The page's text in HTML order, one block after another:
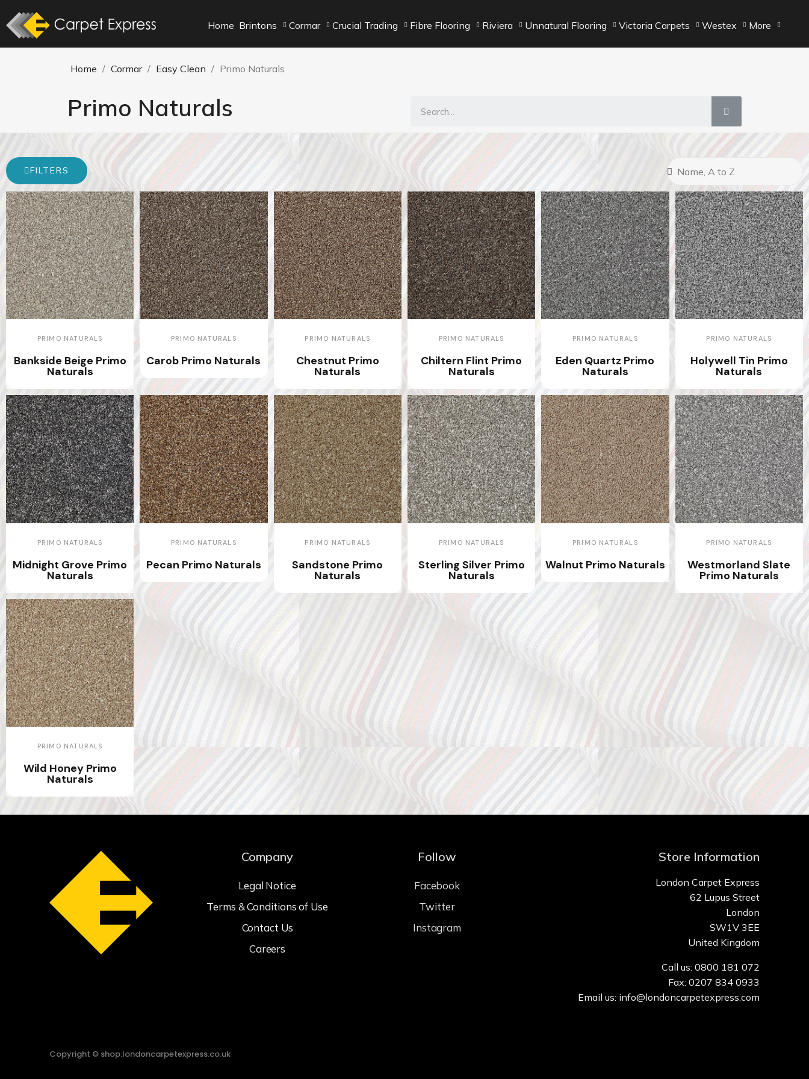
Home Brintons Cormar Crucial Trading Fibre Flooring Riviera Unnatural Flooring Victoria Carpets Westex More
Home Cormar Easy Clean Primo Naturals
Primo Naturals
FILTERS
PRIMO NATURALS
Bankside Beige Primo
Naturals
PRIMO NATURALS
Carob Primo Naturals
PRIMO NATURALS
Chestnut Primo
Naturals
PRIMO NATURALS
Chiltern Flint Primo
Naturals
PRIMO NATURALS
Eden Quartz Primo
Naturals
PRIMO NATURALS
Holywell Tin Primo
Naturals
PRIMO NATURALS
Midnight Grove Primo
Naturals
PRIMO NATURALS
Pecan Primo Naturals
PRIMO NATURALS
Sandstone Primo
Naturals
PRIMO NATURALS
Sterling Silver Primo
Naturals
PRIMO NATURALS
Walnut Primo Naturals
PRIMO NATURALS
Westmorland Slate
Primo Naturals
PRIMO NATURALS
Wild Honey Primo
Naturals
Company
Legal Notice
Terms & Conditions of Use
Contact Us
Careers
Follow
Facebook
Twitter
Instagram
Store Information
London Carpet Express
62 Lupus Street
London
SW1V 3EE
United Kingdom
Call us: 0800 181 072
Fax: 0207 834 0933
Email us: info@londoncarpetexpress.com
Copyright © shop.londoncarpetexpress.co.uk